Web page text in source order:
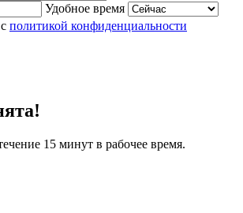
Удобное время
политикой конфиденциальности
15 минут в рабочее время.